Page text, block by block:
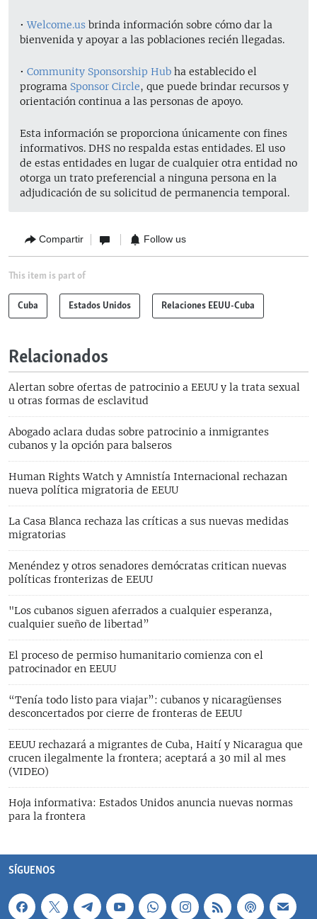
•Welcome.us brinda información sobre cómo dar la
bienvenida y apoyar a las poblaciones recién llegadas.
• Community Sponsorship Hub ha establecido el
programa Sponsor Circle, que puede brindar recursos y
orientación continua a las personas de apoyo.
Esta información se proporciona únicamente con fines
informativos. DHS no respalda estas entidades. El uso
de estas entidades en lugar de cualquier otra entidad no
otorga un trato preferencial a ninguna persona en la
adjudicación de su solicitud de permanencia temporal.
Compartir Follow us
This item is part of
Cuba Estados Unidos Relaciones EEUU-Cuba
Relacionados
Alertan sobre ofertas de patrocinio a EEUU y la trata sexual
u otras formas de esclavitud
Abogado aclara dudas sobre patrocinio a inmigrantes
cubanos y la opción para balseros
Human Rights Watch y Amnistía Internacional rechazan
nueva política migratoria de EEUU
La Casa Blanca rechaza las críticas a sus nuevas medidas
migratorias
Menéndez y otros senadores demócratas critican nuevas
políticas fronterizas de EEUU
"Los cubanos siguen aferrados a cualquier esperanza,
cualquier sueño de libertad”
El proceso de permiso humanitario comienza con el
patrocinador en EEUU
“Tenía todo listo para viajar”: cubanos y nicaragüenses
desconcertados por cierre de fronteras de EEUU
EEUU rechazará a migrantes de Cuba, Haití y Nicaragua que
crucen ilegalmente la frontera; aceptará a 30 mil al mes
(VIDEO)
Hoja informativa: Estados Unidos anuncia nuevas normas
para la frontera
SÍGUENOS